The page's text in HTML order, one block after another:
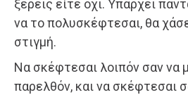
ξέρεις είτε όχι. Υπάρχει
να το πολυσκέφτεσαι, θα
στιγμή.
Να σκέφτεσαι λοιπόν σαν να
παρελθόν, και να σκέφτεσαι